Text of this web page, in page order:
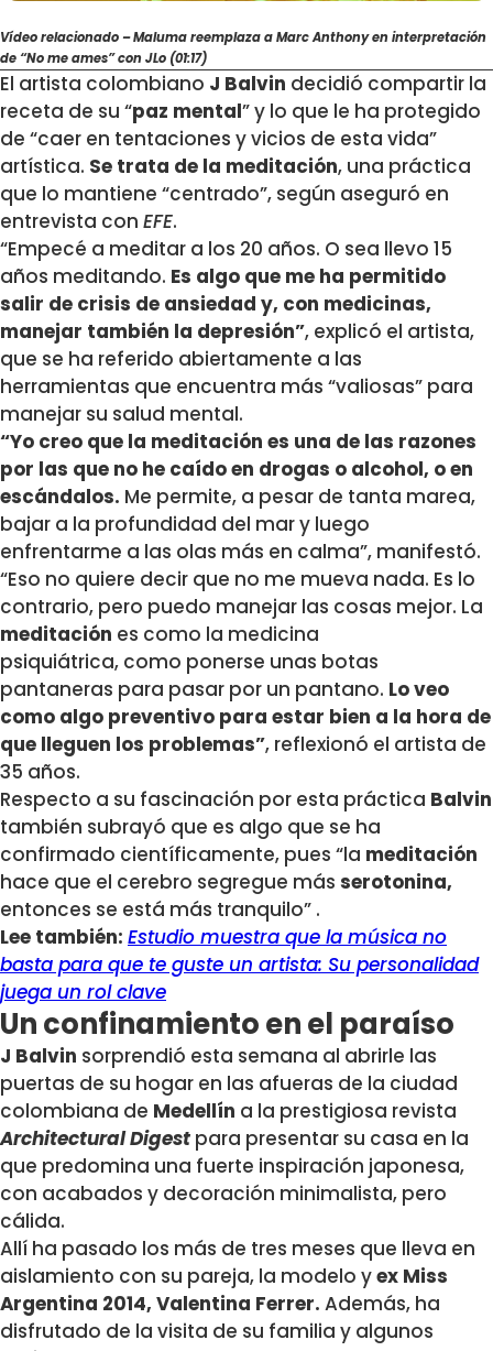
Vídeo relacionado –Maluma reemplaza a Marc Anthony en interpretación
de “No me ames” con JLo (01:17)
El artista colombiano J Balvin decidió compartir la
receta de su “paz mental” y lo que le ha protegido
de “caer en tentaciones y vicios de esta vida”
artística. Se trata de la meditación, una práctica
que lo mantiene “centrado”, según aseguró en
entrevista con EFE.
“Empecé a meditar a los 20 años. O sea llevo 15
años meditando. Es algo que me ha permitido
salir de crisis de ansiedad y, con medicinas,
manejar también la depresión”, explicó el artista,
que se ha referido abiertamente a las
herramientas que encuentra más “valiosas” para
manejar su salud mental.
“Yo creo que la meditación es una de las razones
por las que no he caído en drogas o alcohol, o en
escándalos. Me permite, a pesar de tanta marea,
bajar a la profundidad del mar y luego
enfrentarme a las olas más en calma”, manifestó.
“Eso no quiere decir que no me mueva nada. Es lo
contrario, pero puedo manejar las cosas mejor. La
meditación es como la medicina
psiquiátrica, como ponerse unas botas
pantaneras para pasar por un pantano. Lo veo
como algo preventivo para estar bien a la hora de
que lleguen los problemas”, reflexionó el artista de
35 años.
Respecto a su fascinación por esta práctica Balvin
también subrayó que es algo que se ha
confirmado científicamente, pues “la meditación
hace que el cerebro segregue más serotonina,
entonces se está más tranquilo” .
Lee también: Estudio muestra que la música no
basta para que te guste un artista: Su personalidad
juega un rol clave
Un confinamiento en el paraíso
J Balvin sorprendió esta semana al abrirle las
puertas de su hogar en las afueras de la ciudad
colombiana de Medellín a la prestigiosa revista
Architectural Digest para presentar su casa en la
que predomina una fuerte inspiración japonesa,
con acabados y decoración minimalista, pero
cálida.
Allí ha pasado los más de tres meses que lleva en
aislamiento con su pareja, la modelo yex Miss
Argentina 2014, Valentina Ferrer. Además, ha
disfrutado de la visita de su familia y algunos